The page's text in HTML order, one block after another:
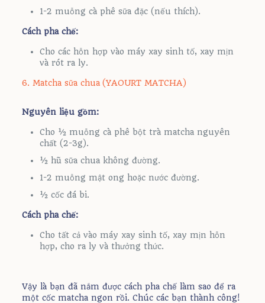
1-2 muỗng cà phê sữa đặc (nếu thích).
Cách pha chế:
Cho các hỗn hợp vào máy xay sinh tố, xay mịn
và rót ra ly.
6. Matcha sữa chua (YAOURT MATCHA)
Nguyên liệu gồm:
Cho ½ muỗng cà phê bột trà matcha nguyên
chất (2-3g).
½ hũ sữa chua không đường.
1-2 muỗng mật ong hoặc nước đường.
½ cốc đá bi.
Cách pha chế:
Cho tất cả vào máy xay sinh tố, xay mịn hỗn
hợp, cho ra ly và thưởng thức.
Vậy là bạn đã nắm được cách pha chế làm sao để ra
một cốc matcha ngon rồi. Chúc các bạn thành công!